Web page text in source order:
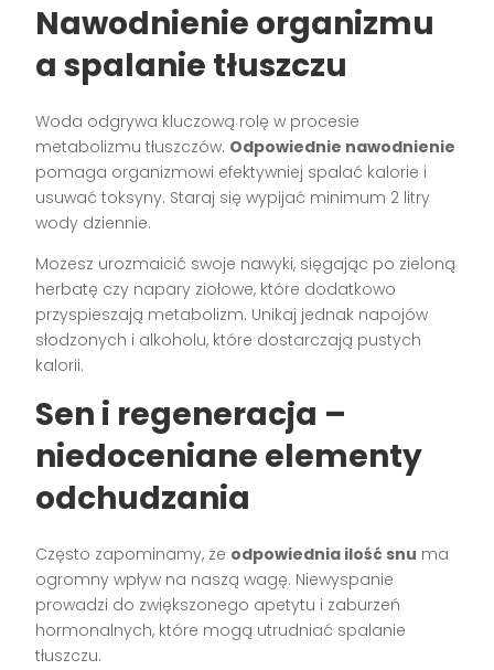
Nawodnienie organizmu
a spalanie tłuszczu
Woda odgrywa kluczową rolę w procesie
metabolizmu tłuszczów. Odpowiednie nawodnienie
pomaga organizmowi efektywniej spalać kalorie i
usuwać toksyny. Staraj się wypijać minimum 2 litry
wody dziennie.
Możesz urozmaicić swoje nawyki, sięgając po zieloną
herbatę czy napary ziołowe, które dodatkowo
przyspieszają metabolizm. Unikaj jednak napojów
słodzonych i alkoholu, które dostarczają pustych
kalorii.
Sen i regeneracja –
niedoceniane elementy
odchudzania
Często zapominamy, że odpowiednia ilość snu ma
ogromny wpływ na naszą wagę. Niewyspanie
prowadzi do zwiększonego apetytu i zaburzeń
hormonalnych, które mogą utrudniać spalanie
tłuszczu.